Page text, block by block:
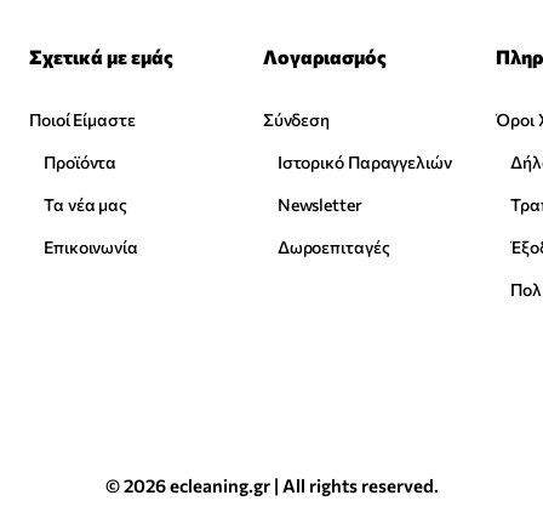
Σχετικά με εμάς
Ποιοί Είμαστε
Προϊόντα
Τα νέα μας
Επικοινωνία
Λογαριασμός
Σύνδεση
Ιστορικό Παραγγελιών
Newsletter
Δωροεπιταγές
Όροι
© 2026 ecleaning.gr | All rights reserved.